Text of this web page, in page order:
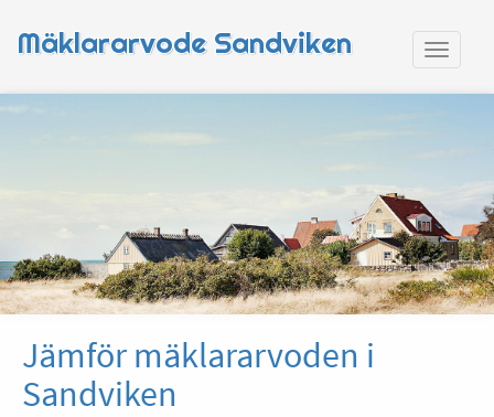
Mäklararvode Sandviken
Jämför mäklararvoden i
Sandviken